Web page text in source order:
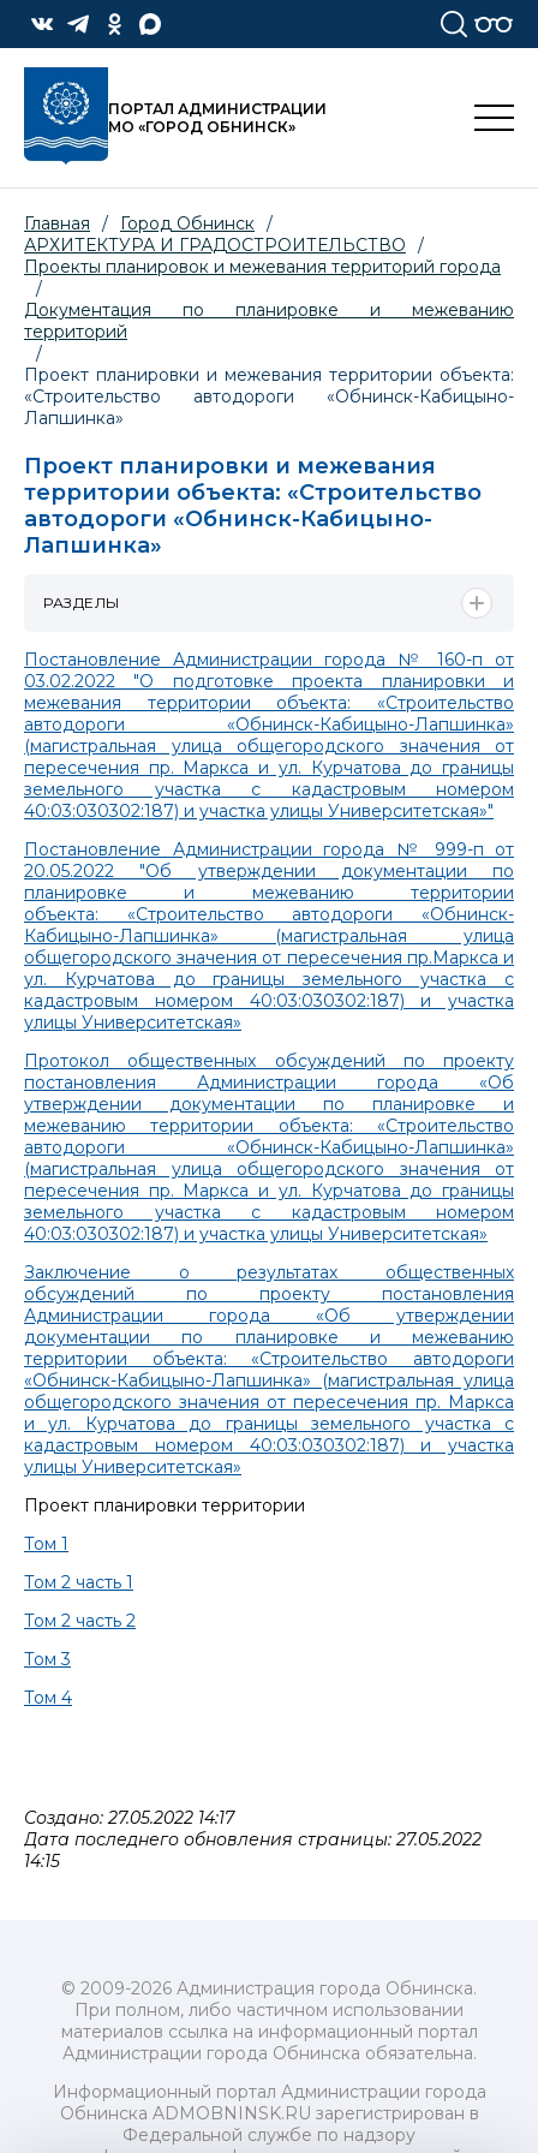
ПОРТАЛ АДМИНИСТРАЦИИ
МО «ГОРОД ОБНИНСК»
Главная / Город Обнинск /
АРХИТЕКТУРА И ГРАДОСТРОИТЕЛЬСТВО
/
Проекты планировок и межевания территорий города
/
Документация по планировке и межеванию
территорий
/
Проект планировки и межевания территории объекта:
«Строительство автодороги «Обнинск-Кабицыно-
Лапшинка»
Проект планировки и межевания
территории объекта: «Строительство
автодороги «Обнинск-Кабицыно-
Лапшинка»
Постановление Администрации города № 160-п от
03.02.2022 "О подготовке проекта планировки и
межевания территории объекта: «Строительство
автодороги «Обнинск-Кабицыно-Лапшинка»
(магистральная улица общегородского значения от
пересечения пр. Маркса и ул. Курчатова до границы
земельного участка с кадастровым номером
40:03:030302:187) и участка улицы Университетская»"
Постановление Администрации города № 999-п от
20.05.2022 "Об утверждении документации по
планировке и межеванию территории
объекта: «Строительство автодороги «Обнинск-
Кабицыно-Лапшинка» (магистральная улица
общегородского значения от пересечения пр.Маркса и
ул. Курчатова до границы земельного участка с
кадастровым номером 40:03:030302:187) и участка
улицы Университетская»
Протокол общественных обсуждений по проекту
постановления Администрации города «Об
утверждении документации по планировке и
межеванию территории объекта: «Строительство
автодороги «Обнинск-Кабицыно-Лапшинка»
(магистральная улица общегородского значения от
пересечения пр. Маркса и ул. Курчатова до границы
земельного участка с кадастровым номером
40:03:030302:187) и участка улицы Университетская»
Заключение о результатах общественных
обсуждений по проекту постановления
Администрации города «Об утверждении
документации по планировке и межеванию
территории объекта: «Строительство автодороги
«Обнинск-Кабицыно-Лапшинка» (магистральная улица
общегородского значения от пересечения пр. Маркса
и ул. Курчатова до границы земельного участка с
кадастровым номером 40:03:030302:187) и участка
улицы Университетская»
Проект планировки территории
Том 1
Том 2 часть 1
Том 2 часть 2
Том 3
Том 4
Создано: 27.05.2022 14:17
Дата последнего обновления страницы: 27.05.2022
14:15
РАЗДЕЛЫ
© 2009-2026 Администрация города Обнинска.
При полном, либо частичном использовании
материалов ссылка на информационный портал
Администрации города Обнинска обязательна.
Информационный портал Администрации города
Обнинска ADMOBNINSK.RU зарегистрирован в
Федеральной службе по надзору